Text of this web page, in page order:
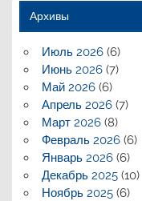
Архивы
Июль 2026(6)
Июнь 2026(7)
Май 2026(6)
Апрель 2026(7)
Март 2026(8)
Февраль 2026(6)
Январь 2026(6)
Декабрь 2025(10)
Ноябрь 2025(6)